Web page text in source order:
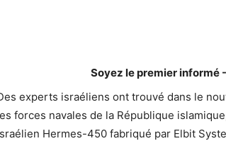
Soyez le premier informé -
experts israéliens ont trouvé dans le
forces navales de la République
Hermes-450 fabriqué par Elbit